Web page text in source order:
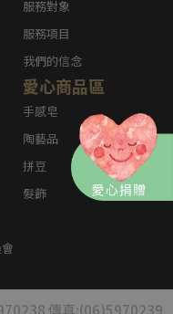
服務對象
服務項目
我們的信念
愛心商品區
手感皂
陶藝品
拼豆
髮飾
傳真:(06)5970239